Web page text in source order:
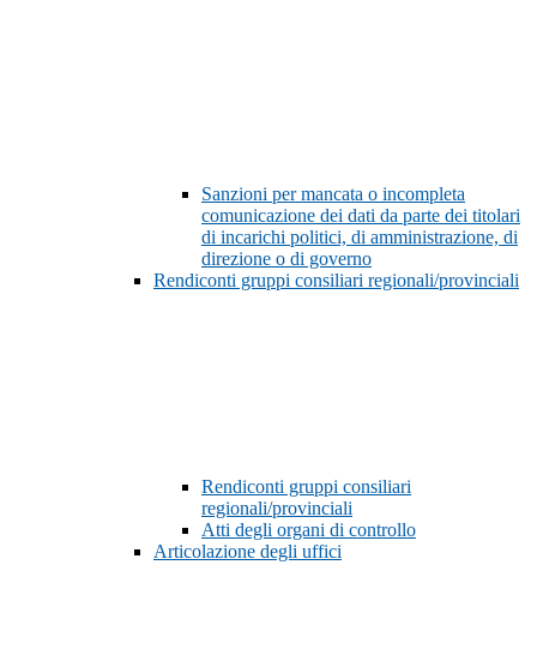
Sanzioni per mancata o incompleta
comunicazione dei dati da parte dei titolari
di incarichi politici, di amministrazione, di
direzione o di governo
Rendiconti gruppi consiliari regionali/provinciali
Rendiconti gruppi consiliari
regionali/provinciali
Atti degli organi di controllo
Articolazione degli uffici